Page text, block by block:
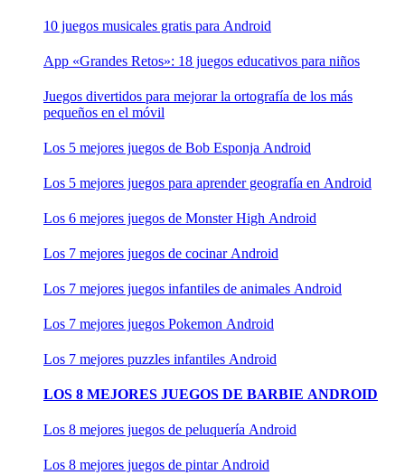
10 juegos musicales gratis para Android
App «Grandes Retos»: 18 juegos educativos para niños
Juegos divertidos para mejorar la ortografía de los más
pequeños en el móvil
Los 5 mejores juegos de Bob Esponja Android
Los 5 mejores juegos para aprender geografía en Android
Los 6 mejores juegos de Monster High Android
Los 7 mejores juegos de cocinar Android
Los 7 mejores juegos infantiles de animales Android
Los 7 mejores juegos Pokemon Android
Los 7 mejores puzzles infantiles Android
LOS 8 MEJORES JUEGOS DE BARBIE ANDROID
Los 8 mejores juegos de peluquería Android
Los 8 mejores juegos de pintar Android